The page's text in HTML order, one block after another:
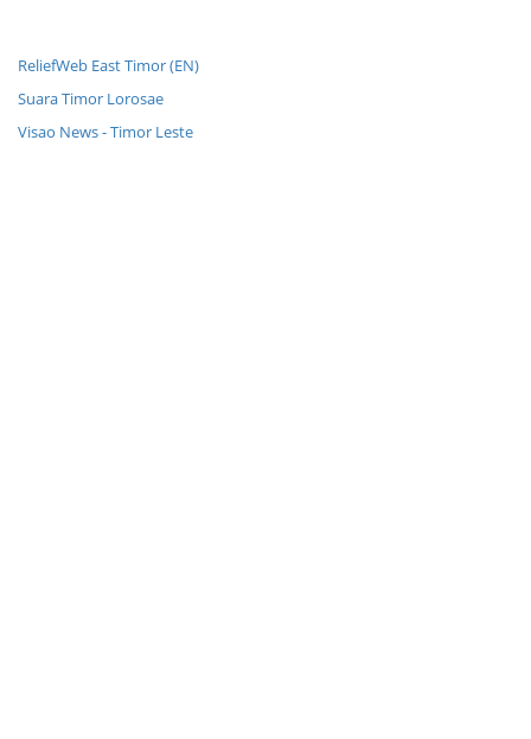
ReliefWeb East Timor (EN)
Suara Timor Lorosae
Visao News - Timor Leste